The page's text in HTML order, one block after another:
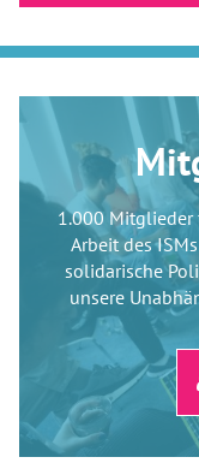
1.000 Mitglieder
Arbeit des
solidarische
unsere